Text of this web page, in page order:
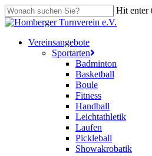
Skip
to
content
Hit enter
Close
search
Menu
Vereinsangebote
Sportarten
Badminton
Basketball
Boule
Fitness
Handball
Leichtathletik
Laufen
Pickleball
Showakrobatik